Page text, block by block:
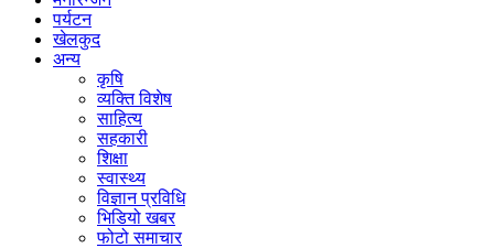
पर्यटन
खेलकुद
अन्य
कृषि
व्यक्ति विशेष
साहित्य
सहकारी
शिक्षा
स्वास्थ्य
विज्ञान प्रविधि
भिडियो खबर
फोटो समाचार